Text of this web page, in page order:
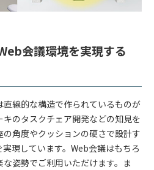
会議環境を実現する
線的な構造で作られているものが
のタスクチェア開発などの知見を
角度やクッションの硬さで設計す
現しています。Web会議はもちろ
姿勢でご利用いただけます。ま